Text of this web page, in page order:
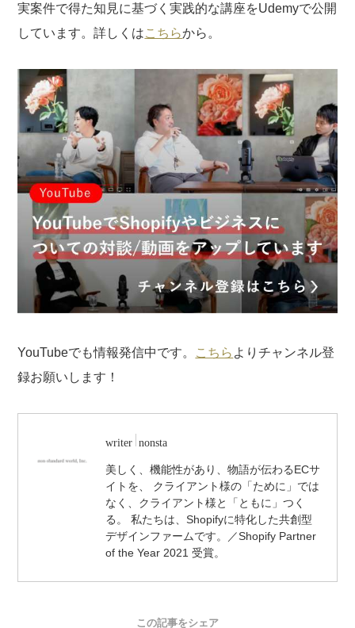
実案件で得た知見に基づく実践的な講座をUdemyで公開
しています。詳しくはこちらから。
YouTubeでも情報発信中です。 こちら よりチャンネル登
録お願いします！
writer nonsta
美しく、機能性があり、物語が伝わるECサ
イトを、 クライアント様の「ために」では
なく、クライアント様と「ともに」つく
る。 私たちは、Shopifyに特化した共創型
デザインファームです。／Shopify Partner
of the Year 2021 受賞。
この記事をシェア